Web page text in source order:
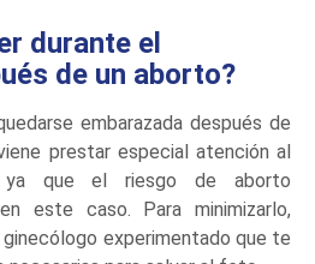
durante el
de un aborto?
embarazada después de
prestar especial atención al
ya que el riesgo de aborto
este caso. Para minimizarlo,
experimentado que te